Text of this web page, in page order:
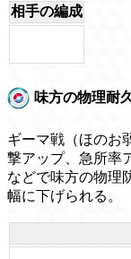
相手の編成
味方の物理耐
ギーマ戦（ほのお
撃アップ、急所率
などで味方の物理
幅に下げられる。